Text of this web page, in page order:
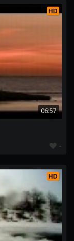
HD
06:57
-
HD